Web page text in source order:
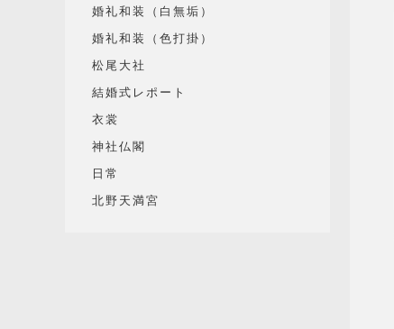
婚礼和装（白無垢）
婚礼和装（色打掛）
松尾大社
結婚式レポート
衣裳
神社仏閣
日常
北野天満宮